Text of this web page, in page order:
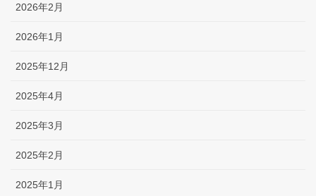
2026年2月
2026年1月
2025年12月
2025年4月
2025年3月
2025年2月
2025年1月